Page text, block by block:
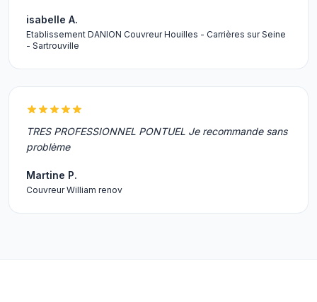
isabelle A.
Etablissement DANION Couvreur Houilles - Carrières sur Seine
- Sartrouville
TRES PROFESSIONNEL PONTUEL Je recommande sans
problème
Martine P.
Couvreur William renov